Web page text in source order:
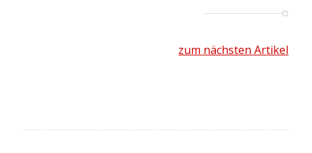
zum nächsten Artikel